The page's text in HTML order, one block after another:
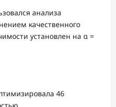
анализа
качественного
установлен на α =
46